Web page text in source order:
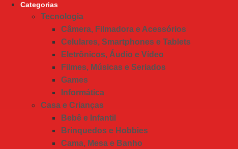
Categorias
Tecnologia
Câmera, Filmadora e Acessórios
Celulares, Smartphones e Tablets
Eletrônicos, Áudio e Vídeo
Filmes, Músicas e Seriados
Games
Informática
Casa e Crianças
Bebê e Infantil
Brinquedos e Hobbies
Cama, Mesa e Banho